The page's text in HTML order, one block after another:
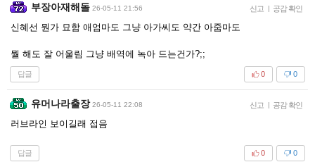
부장아재해돌 26-05-11 21:56 신고 | 공감 확인
신혜선 뭔가 묘함 애엄마도 그냥 아가씨도 약간 아줌마도
뭘 해도 잘 어울림 그냥 배역에 녹아 드는건가?;;
답글 0
0
유머나라출장 26-05-11 22:08 신고 | 공감 확인
러브라인 보이길래 접음
답글 0
0